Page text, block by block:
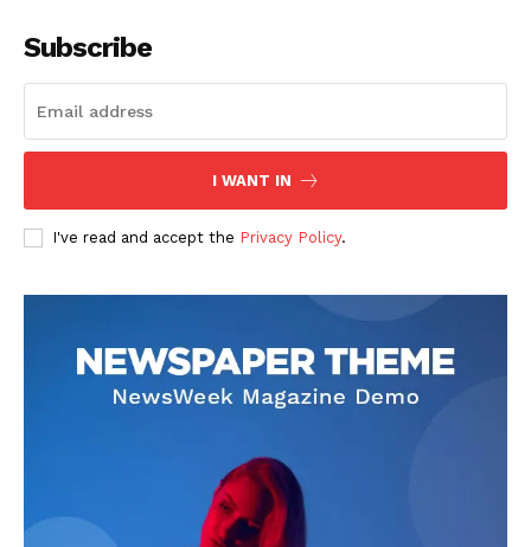
Subscribe
I WANT IN
I've read and accept the Privacy Policy.